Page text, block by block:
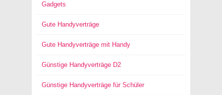
Gadgets
Gute Handyverträge
Gute Handyverträge mit Handy
Günstige Handyverträge D2
Günstige Handyverträge für Schüler